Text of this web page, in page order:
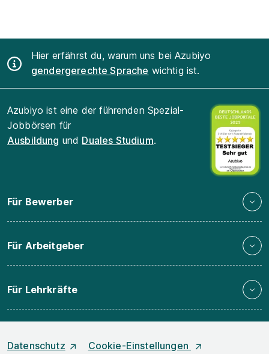
Hier erfährst du, warum uns bei Azubiyo
gendergerechte Sprache wichtig ist.
Azubiyo ist eine der führenden Spezial-
Jobbörsen für
Ausbildung und Duales Studium.
Für Bewerber
Für Arbeitgeber
Für Lehrkräfte
Datenschutz Cookie-Einstellungen